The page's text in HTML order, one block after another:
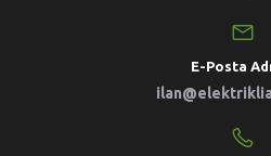
E-Posta